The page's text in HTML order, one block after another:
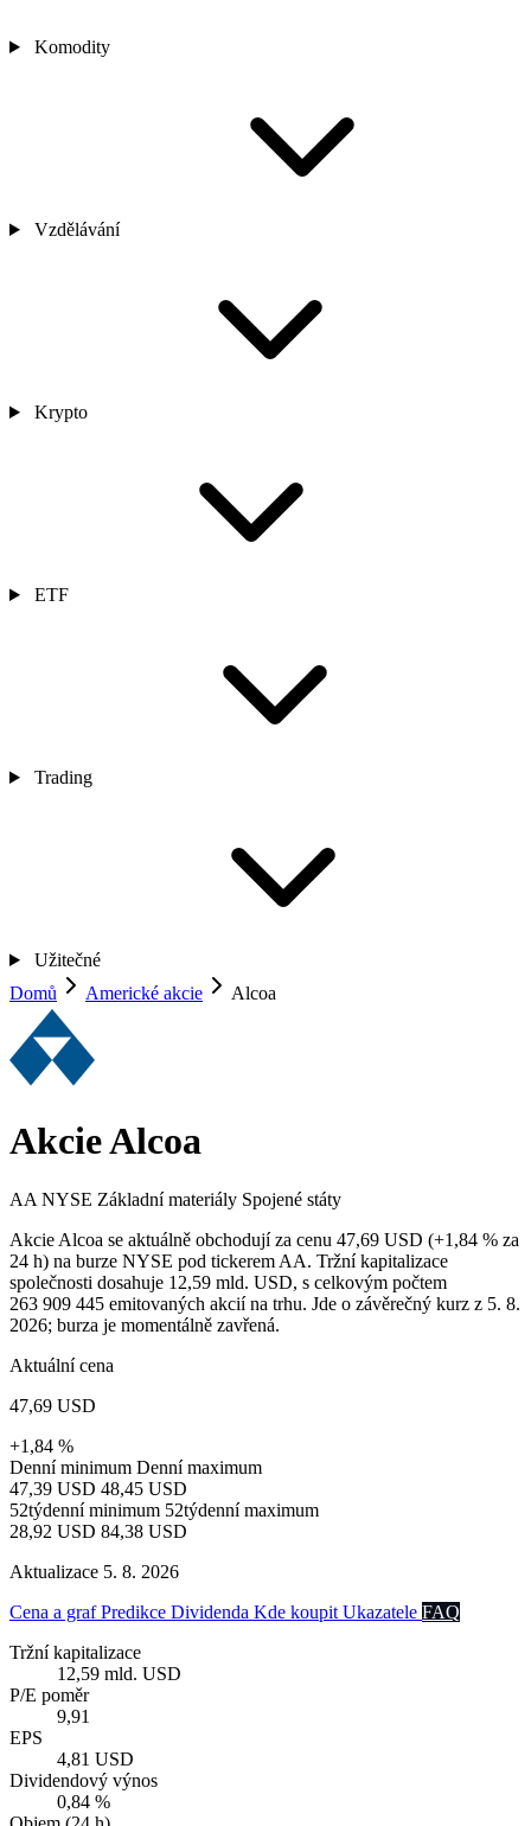
Komodity
Vzdělávání
Krypto
ETF
Trading
Užitečné
Domů
Americké akcie Alcoa
Akcie Alcoa
AA NYSE Základní materiály Spojené státy
Akcie Alcoa se aktuálně obchodují za cenu 47,69 USD (+1,84 % za
24 h) na burze NYSE pod tickerem AA. Tržní kapitalizace
společnosti dosahuje 12,59 mld. USD, s celkovým počtem
263 909 445 emitovaných akcií na trhu. Jde o závěrečný kurz z 5. 8.
2026; burza je momentálně zavřená.
Aktuální cena
47,69 USD
+1,84 %
Denní minimum Denní maximum
47,39 USD 48,45 USD
52týdenní minimum 52týdenní maximum
28,92 USD 84,38 USD
Aktualizace 5. 8. 2026
Cena a grafPredikce Dividenda Kde koupit Ukazatele FAQ
Tržní kapitalizace
12,59 mld. USD
P/E poměr
9,91
EPS
4,81 USD
Dividendový výnos
0,84 %